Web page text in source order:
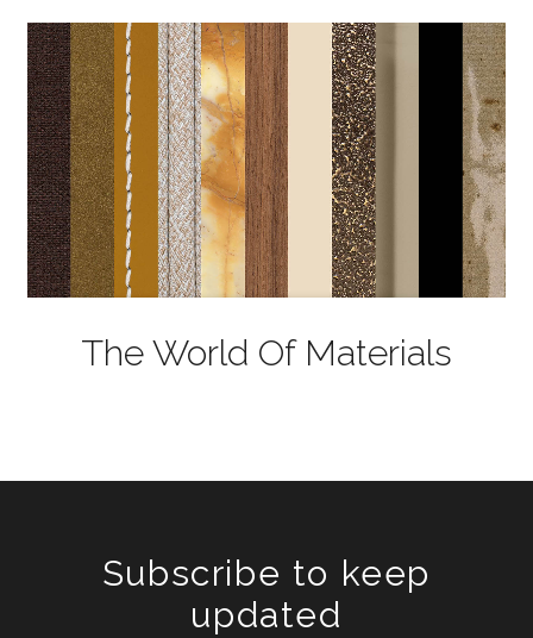
The World Of Materials
Subscribe to keep
updated